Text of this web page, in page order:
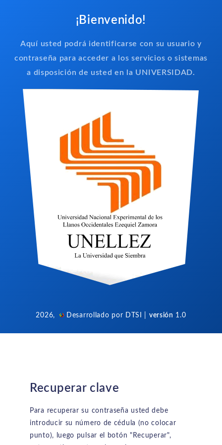
¡Bienvenido!
Aquí usted podrá identificarse con su usuario y
contraseña para acceder a los servicios o sistemas
a disposición de usted en la UNIVERSIDAD.
2026, Desarrollado por DTSI | versión 1.0
Recuperar clave
Para recuperar su contraseña usted debe
introducir su número de cédula (no colocar
punto), luego pulsar el botón "Recuperar",